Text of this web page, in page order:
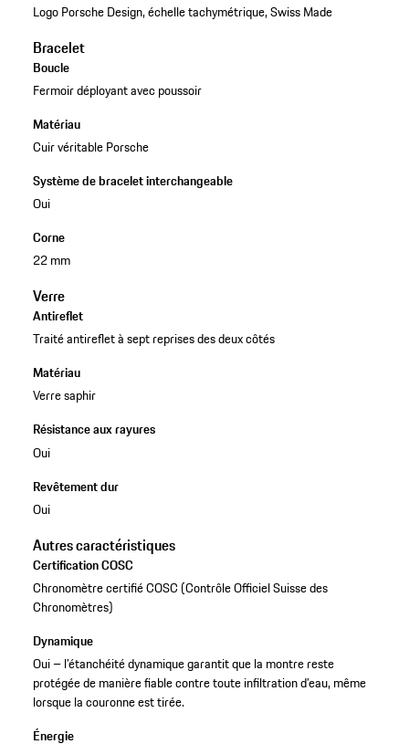
Logo Porsche Design, échelle tachymétrique, Swiss Made
Bracelet
Boucle
Fermoir déployant avec poussoir
Matériau
Cuir véritable Porsche
Système de bracelet interchangeable
Oui
Corne
22 mm
Verre
Antireflet
Traité antireflet à sept reprises des deux côtés
Matériau
Verre saphir
Résistance aux rayures
Oui
Revêtement dur
Oui
Autres caractéristiques
Certification COSC
Chronomètre certifié COSC (Contrôle Officiel Suisse des
Chronomètres)
Dynamique
Oui – l’étanchéité dynamique garantit que la montre reste
protégée de manière fiable contre toute infiltration d’eau, même
lorsque la couronne est tirée.
Énergie